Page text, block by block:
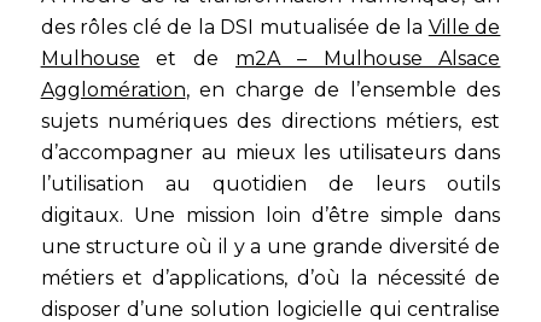
des rôles clé de la DSI mutualisée de la Ville de
Mulhouse et de m2A – Mulhouse Alsace
Agglomération, en charge de l’ensemble des
sujets numériques des directions métiers, est
d’accompagner au mieux les utilisateurs dans
l’utilisation au quotidien de leurs outils
digitaux. Une mission loin d’être simple dans
une structure où il y a une grande diversité de
métiers et d’applications, d’où la nécessité de
disposer d’une solution logicielle qui centralise